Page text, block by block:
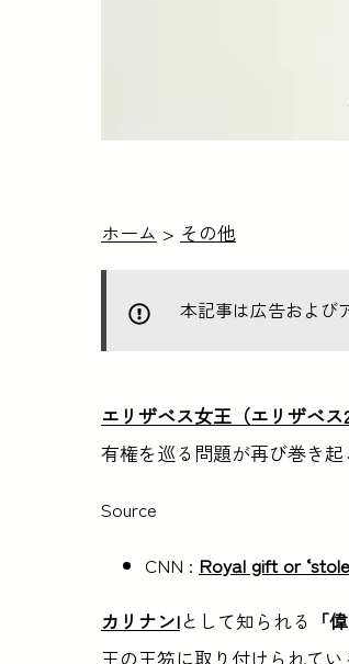
ホーム > その他
本記事は広告および
エリザベス女王（エリザベス
有権を巡る問題が再び巻き起
Source
CNN : Royal gift or
カリナンIとして知られる 「
王の王笏に取り付けられて